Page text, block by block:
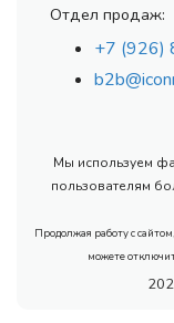
Отдел продаж:
+7 (926)
Мы используем
пользователям
Продолжая работу с
можете